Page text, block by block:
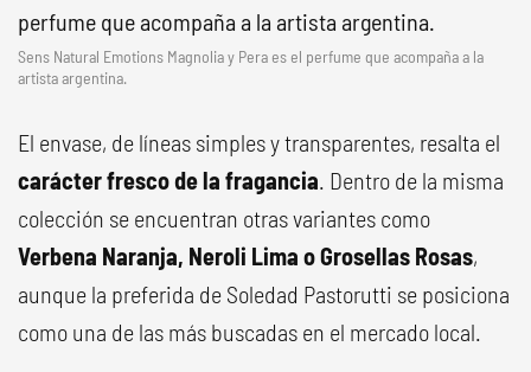
Sens Natural Emotions Magnolia y Pera es el perfume que acompaña a la
artista argentina.
El envase, de líneas simples y transparentes, resalta el
carácter fresco de la fragancia. Dentro de la misma
colección se encuentran otras variantes como
Verbena Naranja, Neroli Lima o Grosellas Rosas,
aunque la preferida de Soledad Pastorutti se posiciona
como una de las más buscadas en el mercado local.